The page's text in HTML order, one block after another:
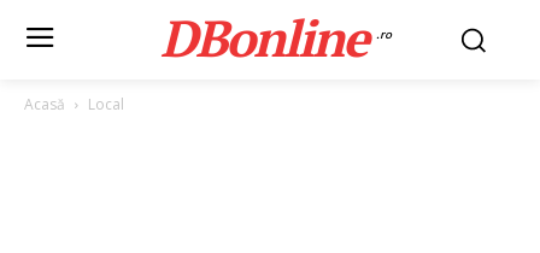
DBonline .ro
Acasă Local